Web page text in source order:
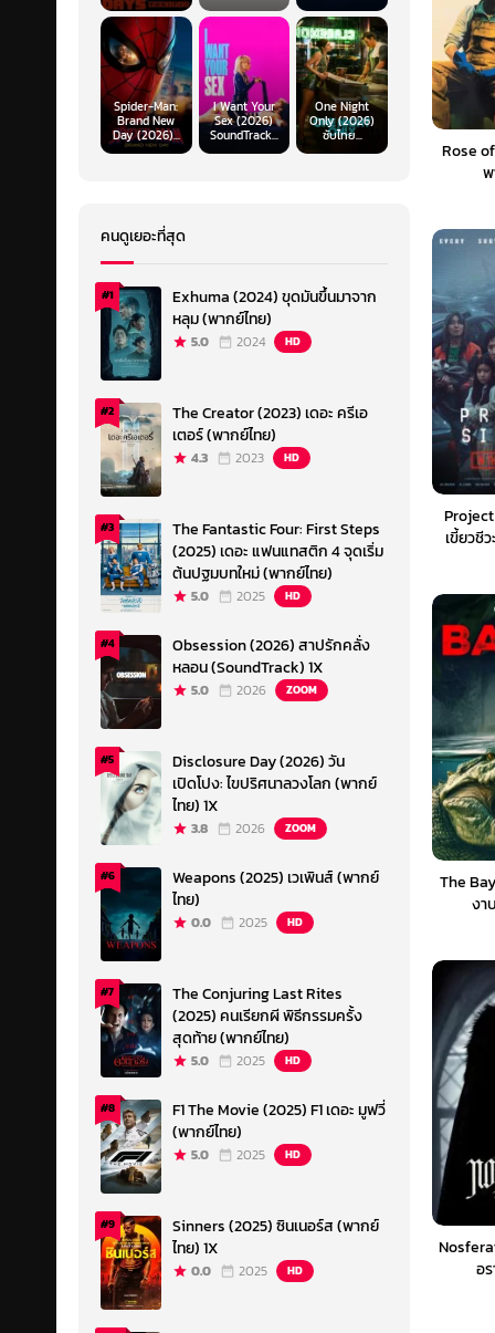
Rose
พ
เขี้ยวชี
The
งา
อ
Spider-Man:
Brand New
Day (2026)...
I Want Your
Sex (2026)
SoundTrack...
One Night
Only (2026)
ซับไทย...
คนดูเยอะที่สุด
#1
Exhuma (2024) ขุดมันขึ้นมาจาก
หลุม (พากย์ไทย)
5.0 2024 HD
#2
The Creator (2023) เดอะ ครีเอ
เตอร์ (พากย์ไทย)
4.3 2023 HD
#3
The Fantastic Four: First Steps
(2025) เดอะ แฟนแทสติก 4 จุดเริ่ม
ต้นปฐมบทใหม่ (พากย์ไทย)
5.0 2025 HD
#4
Obsession (2026) สาปรักคลั่ง
หลอน (SoundTrack) 1X
5.0 2026 ZOOM
#5
Disclosure Day (2026) วัน
เปิดโปง: ไขปริศนาลวงโลก (พากย์
ไทย) 1X
3.8 2026 ZOOM
#6
Weapons (2025) เวเพินส์ (พากย์
ไทย)
0.0 2025 HD
#7
The Conjuring Last Rites
(2025) คนเรียกผี พิธีกรรมครั้ง
สุดท้าย (พากย์ไทย)
5.0 2025 HD
#8
F1 The Movie (2025) F1 เดอะ มูฟวี่
(พากย์ไทย)
5.0 2025 HD
#9
Sinners (2025) ซินเนอร์ส (พากย์
ไทย) 1X
0.0 2025 HD